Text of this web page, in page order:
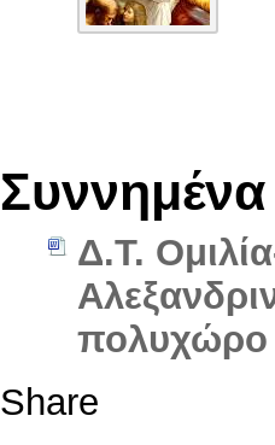
Συννημένα
Δ.Τ.
πολυχώρο
Share